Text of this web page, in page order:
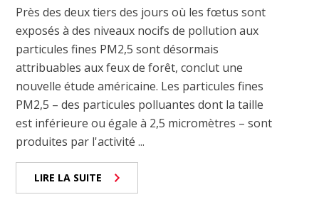
Près des deux tiers des jours où les fœtus sont
exposés à des niveaux nocifs de pollution aux
particules fines PM2,5 sont désormais
attribuables aux feux de forêt, conclut une
nouvelle étude américaine. Les particules fines
PM2,5 – des particules polluantes dont la taille
est inférieure ou égale à 2,5 micromètres – sont
produites par l'activité ...
LIRE LA SUITE